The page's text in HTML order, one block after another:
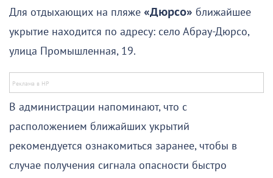
Для отдыхающих на пляже «Дюрсо» ближайшее
укрытие находится по адресу: село Абрау-Дюрсо,
улица Промышленная, 19.
В администрации напоминают, что с
расположением ближайших укрытий
рекомендуется ознакомиться заранее, чтобы в
случае получения сигнала опасности быстро